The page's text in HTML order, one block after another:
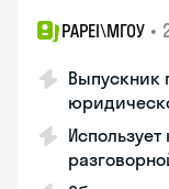
PAPEI\MГОУ •
Выпускник